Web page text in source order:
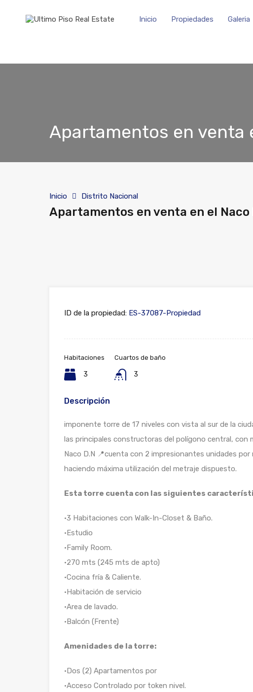
Inicio Propiedades Galeria
Apartamentos en venta
Inicio Distrito Nacional
Apartamentos en venta en el Naco
ID de la propiedad: ES-37087-Propiedad
Habitaciones
3
Cuartos de baño
3
Descripción
imponente torre de 17 niveles con vista al sur de la
las principales constructoras del polígono central, con
Naco D.N 📍cuenta con 2 impresionantes unidades
haciendo máxima utilización del metraje dispuesto.
Esta torre cuenta con las siguientes
•3 Habitaciones con Walk-In-Closet & Baño.
•Estudio
•Family Room.
•270 mts (245 mts de apto)
•Cocina fría & Caliente.
•Habitación de servicio
•Area de lavado.
•Balcón (Frente)
Amenidades de la torre:
•Dos (2) Apartamentos por
•Acceso Controlado por token nivel.